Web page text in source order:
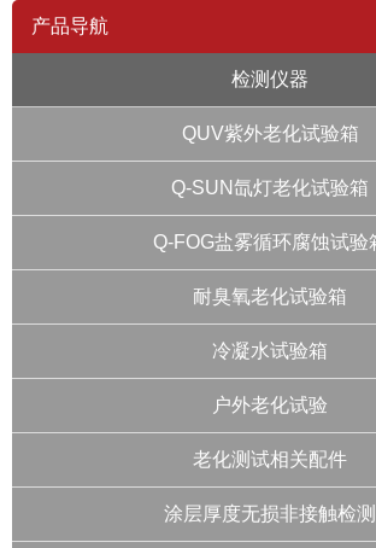
产品导航
检测仪器
QUV紫外老化试验箱
Q-SUN氙灯老化试验箱
Q-FOG盐雾循环腐蚀试验
耐臭氧老化试验箱
冷凝水试验箱
户外老化试验
老化测试相关配件
涂层厚度无损非接触检测